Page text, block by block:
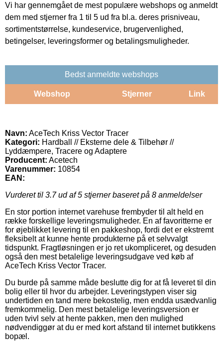
Vi har gennemgået de mest populære webshops og anmeldt
dem med stjerner fra 1 til 5 ud fra bl.a. deres prisniveau,
sortimentstørrelse, kundeservice, brugervenlighed,
betingelser, leveringsformer og betalingsmuligheder.
Bedst anmeldte webshops
Webshop Stjerner Link
Navn: AceTech Kriss Vector Tracer
Kategori: Hardball // Eksterne dele & Tilbehør //
Lyddæmpere, Tracere og Adaptere
Producent: Acetech
Varenummer: 10854
EAN:
Vurderet til 3.7ud af 5 stjerner baseret på 8 anmeldelser
En stor portion internet varehuse frembyder til alt held en
række forskellige leveringsmuligheder. En af favoritterne er
for øjeblikket levering til en pakkeshop, fordi det er ekstremt
fleksibelt at kunne hente produkterne på et selvvalgt
tidspunkt. Fragtløsningen er jo ret ukompliceret, og desuden
også den mest betalelige leveringsudgave ved køb af
AceTech Kriss Vector Tracer.
Du burde på samme måde beslutte dig for at få leveret til din
bolig eller til hvor du arbejder. Leveringstypen viser sig
undertiden en tand mere bekostelig, men endda usædvanlig
fremkommelig. Den mest betalelige leveringsversion er
uden tvivl selv at hente pakken, men den mulighed
nødvendiggør at du er med kort afstand til internet butikkens
bopæl.